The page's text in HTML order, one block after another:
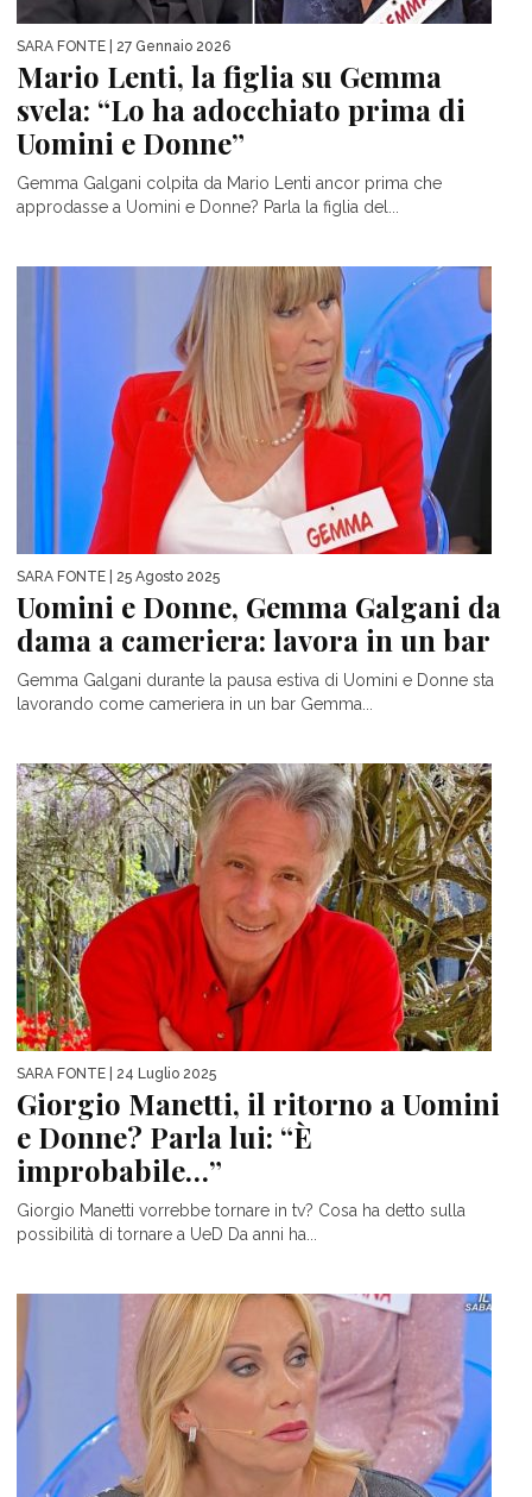
SARA FONTE | 27 Gennaio 2026
Mario Lenti, la figlia su Gemma
svela: “Lo ha adocchiato prima di
Uomini e Donne”
Gemma Galgani colpita da Mario Lenti ancor prima che
approdasse a Uomini e Donne? Parla la figlia del...
SARA FONTE | 25 Agosto 2025
Uomini e Donne, Gemma Galgani da
dama a cameriera: lavora in un bar
Gemma Galgani durante la pausa estiva di Uomini e Donne sta
lavorando come cameriera in un bar Gemma...
SARA FONTE | 24 Luglio 2025
Giorgio Manetti, il ritorno a Uomini
e Donne? Parla lui: “È
improbabile…”
Giorgio Manetti vorrebbe tornare in tv? Cosa ha detto sulla
possibilità di tornare a UeD Da anni ha...